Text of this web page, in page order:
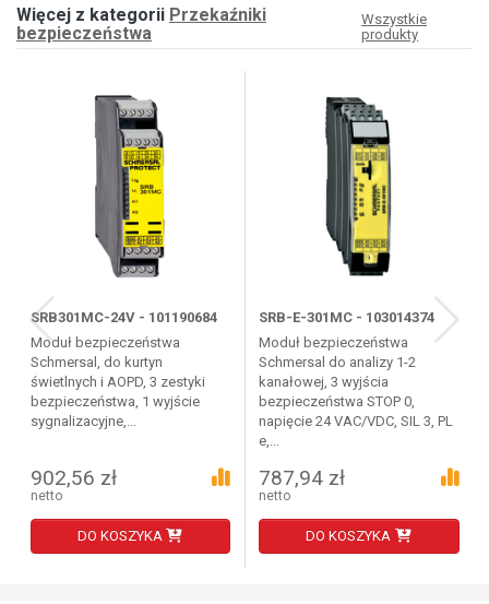
Więcej z kategorii Przekaźniki
bezpieczeństwa
Wszystkie
produkty
SRB301MC-24V - 101190684
Moduł bezpieczeństwa
Schmersal, do kurtyn
świetlnych i AOPD, 3 zestyki
bezpieczeństwa, 1 wyjście
sygnalizacyjne,...
902,56 zł
netto
DO KOSZYKA
SRB-E-301MC - 103014374
Moduł bezpieczeństwa
Schmersal do analizy 1-2
kanałowej, 3 wyjścia
bezpieczeństwa STOP 0,
napięcie 24 VAC/VDC, SIL 3, PL
e,...
787,94 zł
netto
DO KOSZYKA